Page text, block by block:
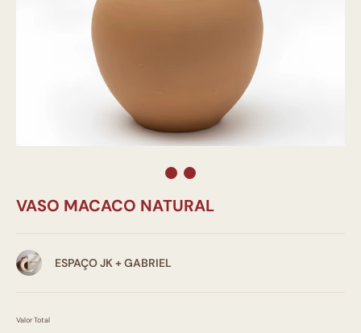
VASO MACACO NATURAL
ESPAÇO JK + GABRIEL
Valor Total